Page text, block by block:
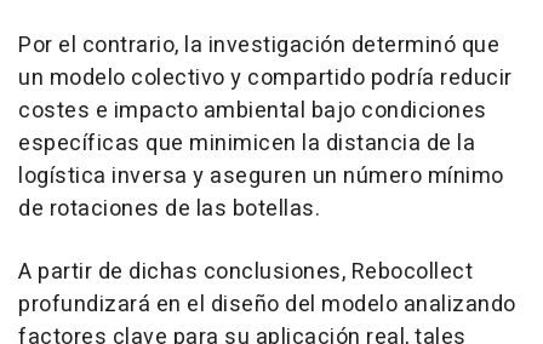
Por el contrario, la investigación determinó que
un modelo colectivo y compartido podría reducir
costes e impacto ambiental bajo condiciones
específicas que minimicen la distancia de la
logística inversa y aseguren un número mínimo
de rotaciones de las botellas.
A partir de dichas conclusiones, Rebocollect
profundizará en el diseño del modelo analizando
factores clave para su aplicación real, tales